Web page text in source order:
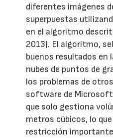
diferentes imágenes
superpuestas
en el algoritmo
2013). El algoritmo,
buenos resultados en
nubes de puntos de
los problemas de
software de Microsoft
que solo gestiona
metros cúbicos, lo
restricción